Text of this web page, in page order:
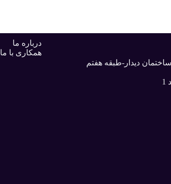
دیدار-طبقه هفتم
درباره ما
همکاری با ما